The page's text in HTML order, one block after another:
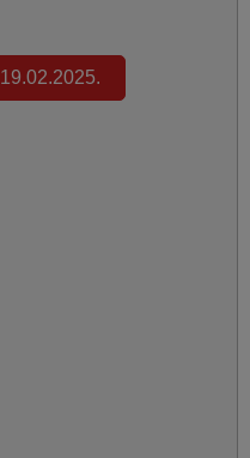
19.02.2025.